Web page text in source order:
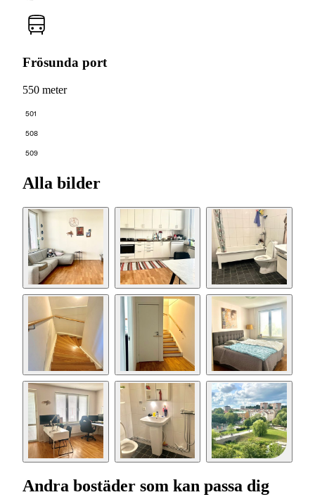
Frösunda port
550 meter
501
508
509
Alla bilder
Andra bostäder som kan passa dig